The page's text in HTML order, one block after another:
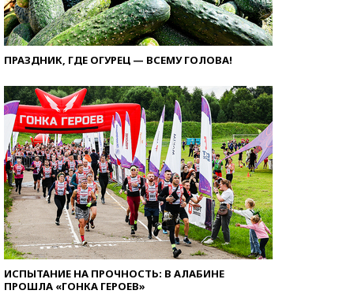
ПРАЗДНИК, ГДЕ ОГУРЕЦ — ВСЕМУ ГОЛОВА!
ИСПЫТАНИЕ НА ПРОЧНОСТЬ: В АЛАБИНЕ
ПРОШЛА «ГОНКА ГЕРОЕВ»